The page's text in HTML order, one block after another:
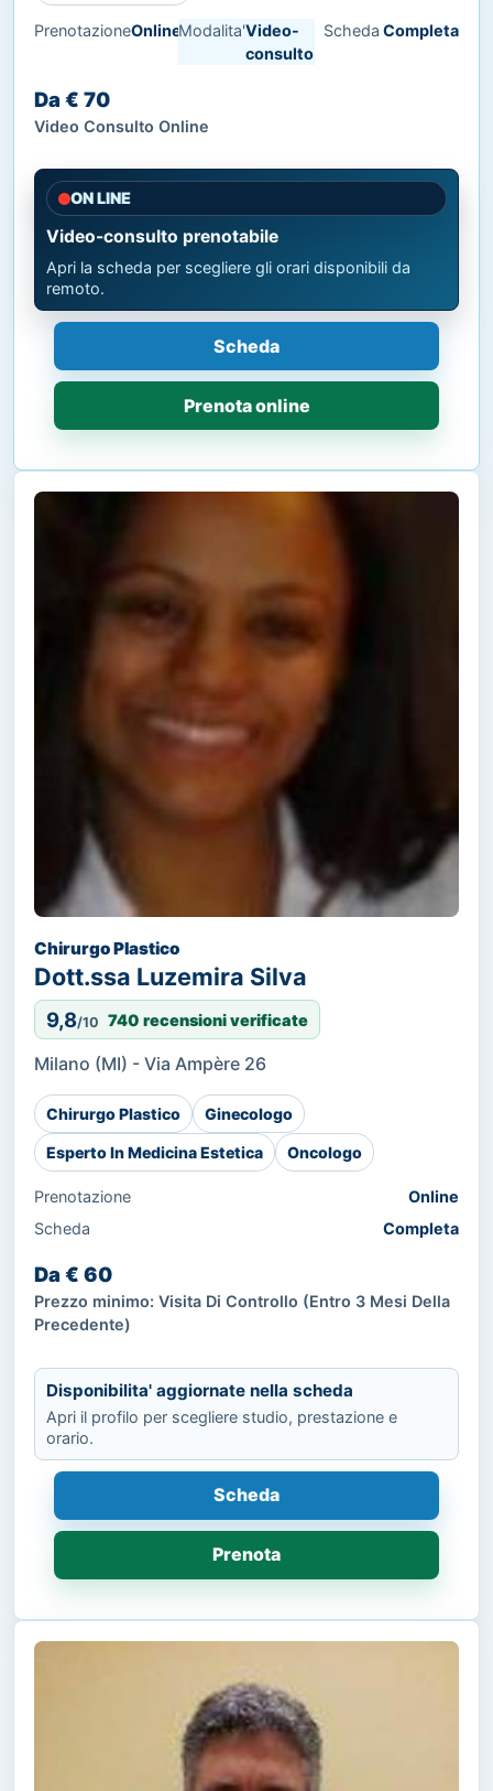
PrenotazioneOnlineModalita'Video-
consulto
Scheda Completa
Da € 70
Video Consulto Online
ON LINE
Video-consulto prenotabile
Apri la scheda per scegliere gli orari disponibili da
remoto.
Scheda
Prenota online
Chirurgo Plastico
Dott.ssa Luzemira Silva
9,8/10 740 recensioni verificate
Milano (MI) - Via Ampère 26
Chirurgo Plastico Ginecologo
Esperto In Medicina Estetica Oncologo
Prenotazione
Online
Scheda
Completa
Da € 60
Prezzo minimo: Visita Di Controllo (Entro 3 Mesi Della
Precedente)
Disponibilita' aggiornate nella scheda
Apri il profilo per scegliere studio, prestazione e
orario.
Scheda
Prenota